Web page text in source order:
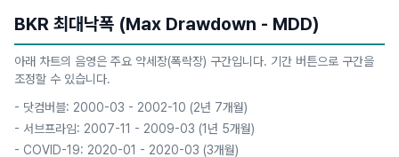
BKR 최대낙폭 (Max Drawdown - MDD)
아래 차트의 음영은 주요 약세장(폭락장) 구간입니다. 기간 버튼으로 구간을
조정할 수 있습니다.
- 닷컴버블: 2000-03 - 2002-10 (2년 7개월)
- 서브프라임: 2007-11 - 2009-03 (1년 5개월)
- COVID-19: 2020-01 - 2020-03 (3개월)